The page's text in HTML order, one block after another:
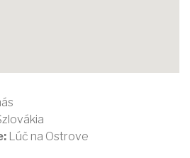
Lúč na Ostrove